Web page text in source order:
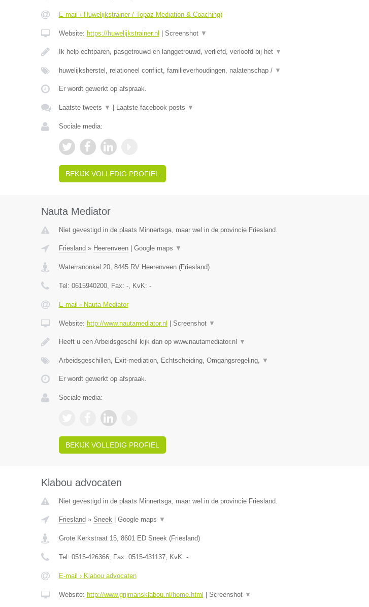
E-mail › Huwelijkstrainer / Topaz Mediation & Coaching)
Website: https://huwelijkstrainer.nl Screenshot ▼
Ik help echtparen, pasgetrouwd en langgetrouwd, verliefd, verloofd bij het ▼
huwelijksherstel, relationeel conflict, familieverhoudingen, nalatenschap / ▼
Er wordt gewerkt op afspraak.
Laatste tweets ▼ Laatste facebook posts ▼
Sociale media:
BEKIJK VOLLEDIG PROFIEL
Nauta Mediator
Niet gevestigd in de plaats Minnertsga, maar wel in de provincie Friesland.
Friesland » Heerenveen| Google maps ▼
Waterranonkel 20, 8445 RV Heerenveen(Friesland)
Tel: 0615940200, Fax: -, KvK: -
E-mail › Nauta Mediator
Website: http://www.nautamediator.nl Screenshot ▼
Heeft u een Arbeidsgeschil kijk dan op www.nautamediator.nl ▼
Arbeidsgeschillen, Exit-mediation, Echtscheiding, Omgangsregeling, ▼
Er wordt gewerkt op afspraak.
Sociale media:
BEKIJK VOLLEDIG PROFIEL
Klabou advocaten
Niet gevestigd in de plaats Minnertsga, maar wel in de provincie Friesland.
Friesland » Sneek| Google maps ▼
Grote Kerkstraat 15, 8601 ED Sneek(Friesland)
Tel: 0515-426366, Fax: 0515-431137, KvK: -
E-mail › Klabou advocaten
Website: http://www.grijmansklabou.nl/home.html Screenshot ▼